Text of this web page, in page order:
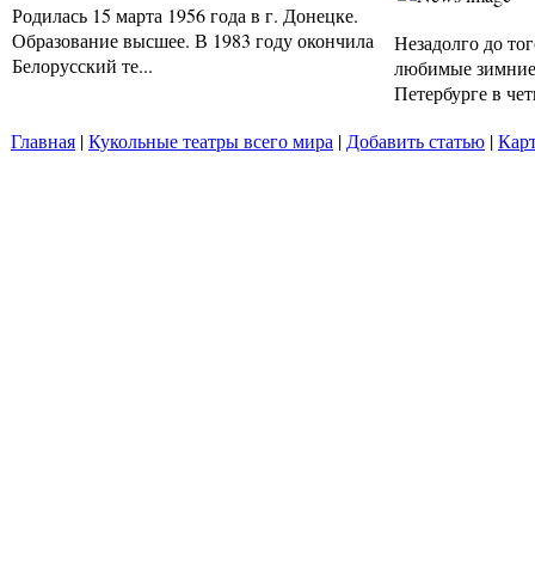
Родилась 15 марта 1956 года в г. Донецке.
Образование высшее. В 1983 году окончила
Белорусский те...
Незадолго до
любимые
Петербурге в
Главная |Кукольные театры всего мира | Добавить статью |